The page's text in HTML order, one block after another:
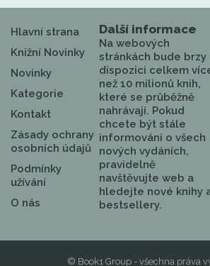
Hlavní strana
Knižní Novinky
Novinky
Kategorie
Kontakt
Zásady ochrany
osobních údajů
Podmínky
užívání
O nás
Další informace
Na webových
stránkách bude brzy
dispozici celkem
než 10 milionů knih,
které se průběžně
nahrávají. Pokud
chcete být stále
informováni o všech
nových vydáních,
pravidelně
navštěvujte web a
hledejte nové knihy
bestsellery.
© Book1 Group - všechna práva